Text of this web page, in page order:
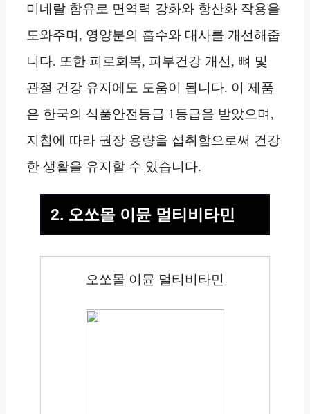
미네랄 함유로 면역력 강화와 항산화 작용을
도와주며, 영양분의 흡수와 대사를 개선해줍
니다. 또한 피로회복, 피부건강 개선, 뼈 및
관절 건강 유지에도 도움이 됩니다. 이 제품
은 한국의 식품안전등급 1등급을 받았으며,
지침에 따라 권장 용량을 섭취함으로써 건강
한 생활을 유지할 수 있습니다.
2. 오쏘몰 이뮨 멀티비타민
오쏘몰 이뮨 멀티비타민